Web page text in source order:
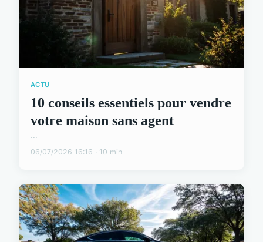
ACTU
10 conseils essentiels pour vendre
votre maison sans agent
...
06/07/2026 16:16 · 10 min